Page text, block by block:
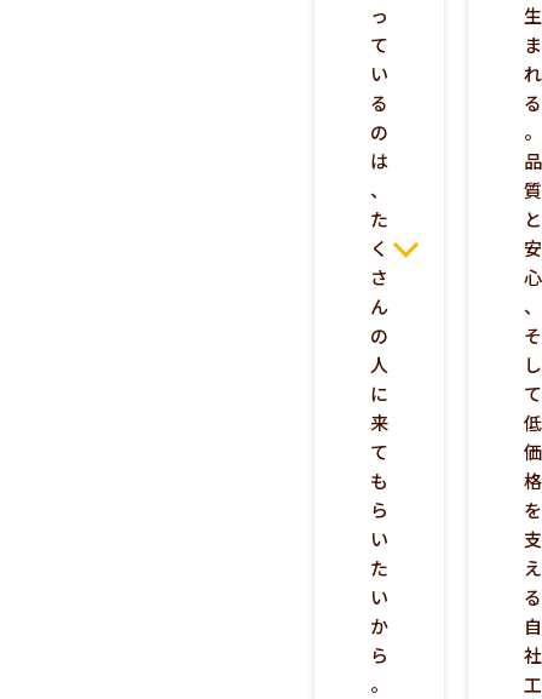
っ
て
い
る
の
は
、
た
く
さ
ん
の
人
に
来
て
も
ら
い
た
い
か
ら
。
生
ま
れ
る
。
品
質
と
安
心
、
そ
し
て
低
価
格
を
支
え
る
自
社
工